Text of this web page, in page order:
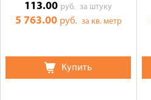
113.00 руб.за штуку
5 763.00 руб. за кв. метр
Купить